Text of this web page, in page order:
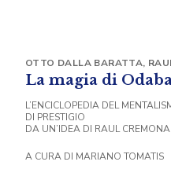
La magia di
OTTO DALLA BARATTA,
L’ENCICLOPEDIA DEL
DI PRESTIGIO
DA UN’IDEA DI RAUL CREMONA
A CURA DI MARIANO TOMATIS